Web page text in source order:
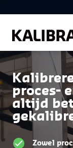
proces-
altijd
Zowel